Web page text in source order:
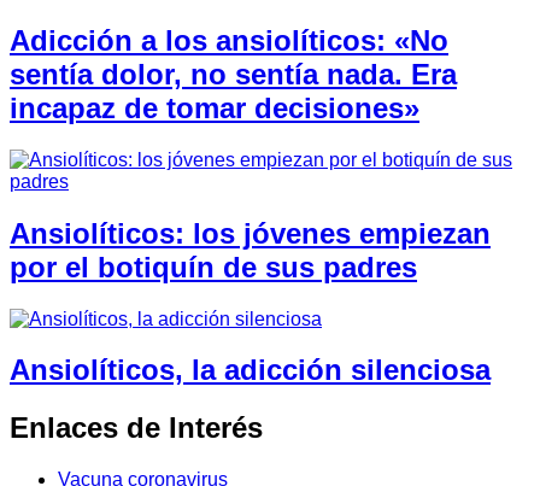
Adicción a los ansiolíticos: «No
sentía dolor, no sentía nada. Era
incapaz de tomar decisiones»
Ansiolíticos: los jóvenes empiezan
por el botiquín de sus padres
Ansiolíticos, la adicción silenciosa
Enlaces de Interés
Vacuna coronavirus